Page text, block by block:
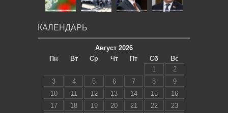
КАЛЕНДАРЬ
Август 2026
Пн
Вт Ср Чт Пт Сб
Вс
1
2
3
4 5 6 7 8
9
10
11 12 13 14 15
16
17
18 19 20 21 22
23